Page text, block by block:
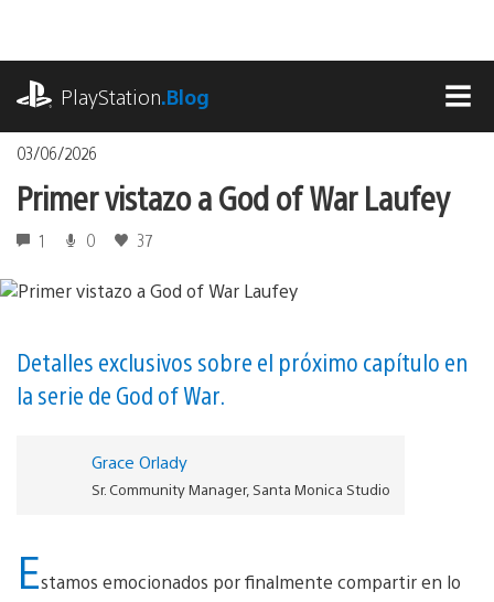
contenido
PlayStation.Blog
03/06/2026
Primer vistazo a God of War Laufey
1 0 37
Detalles exclusivos sobre el próximo capítulo en
la serie de God of War.
Grace Orlady
Sr. Community Manager, Santa Monica Studio
Estamos emocionados por finalmente compartir en lo